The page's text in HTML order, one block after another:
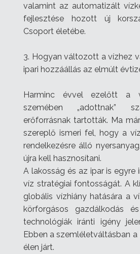
valamint az automatizált
fejlesztése hozott új
Csoport életébe.
3. Hogyan változott a vízhez
ipari hozzáállás az elmúlt
Harminc évvel ezelőtt a
szemében „adottnak”
erőforrásnak tartották. Ma
szereplő ismeri fel, hogy a
rendelkezésre álló
újra kell hasznosítani.
A lakosság és az ipar is egyre
víz stratégiai fontosságát. A
globális vízhiány hatására a
körforgásos gazdálkodás
technológiák iránti igény
Ebben a szemléletváltásban a
élen járt.